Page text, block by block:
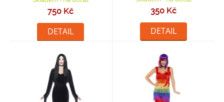
750 Kč
DETAIL
350 Kč
DETAIL